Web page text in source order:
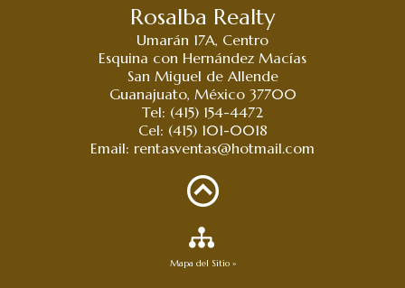
Rosalba Realty
Umarán 17A, Centro
Esquina con Hernández Macías
San Miguel de Allende
Guanajuato, México 37700
Tel: (415) 154-4472
Cel: (415) 101-0018
Email: rentasventas@hotmail.com
Mapa del Sitio »